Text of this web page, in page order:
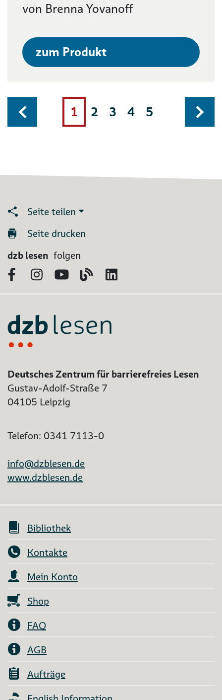
von Brenna Yovanoff
zum Produkt
1 2 3 4 5
Seite teilen
Seite drucken
dzb lesen folgen
FacebookInstagram
YouTubeBlog
Deutsches Zentrum für barrierefreies Lesen
Gustav-Adolf-Straße 7
04105 Leipzig
Telefon: 0341 7113-0
info@dzblesen.de
www.dzblesen.de
Bibliothek
Kontakte
Mein Konto
Shop
FAQ
AGB
Aufträge